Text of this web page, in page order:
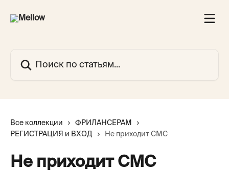
Все коллекции
ФРИЛАНСЕРАМ
РЕГИСТРАЦИЯ и ВХОД
Не приходит СМС
Не приходит СМС